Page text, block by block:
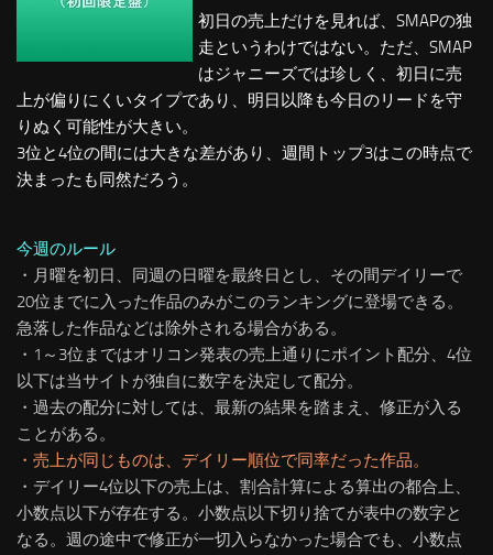
初日の売上だけを見れば、SMAPの独
走というわけではない。ただ、SMAP
はジャニーズでは珍しく、初日に売
上が偏りにくいタイプであり、明日以降も今日のリードを守
りぬく可能性が大きい。
3位と4位の間には大きな差があり、週間トップ3はこの時点で
決まったも同然だろう。
今週のルール
・月曜を初日、同週の日曜を最終日とし、その間デイリーで
20位までに入った作品のみがこのランキングに登場できる。
急落した作品などは除外される場合がある。
・1～3位まではオリコン発表の売上通りにポイント配分、4位
以下は当サイトが独自に数字を決定して配分。
・過去の配分に対しては、最新の結果を踏まえ、修正が入る
ことがある。
・売上が同じものは、デイリー順位で同率だった作品。
・デイリー4位以下の売上は、割合計算による算出の都合上、
小数点以下が存在する。小数点以下切り捨てが表中の数字と
なる。週の途中で修正が一切入らなかった場合でも、小数点